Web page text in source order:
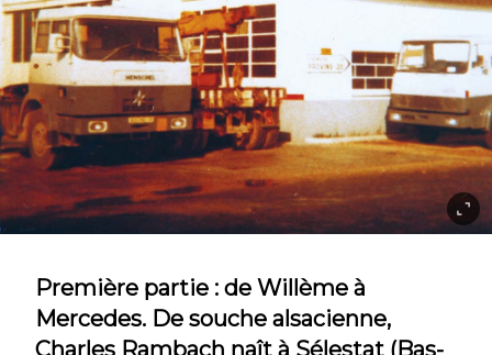
Première partie : de Willème à
Mercedes. De souche alsacienne,
Charles Rambach naît à Sélestat (Bas-